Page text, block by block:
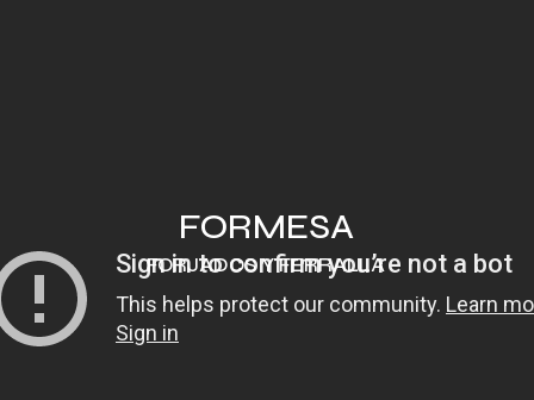
FORJADOS Y FERRALLA
FORMESA